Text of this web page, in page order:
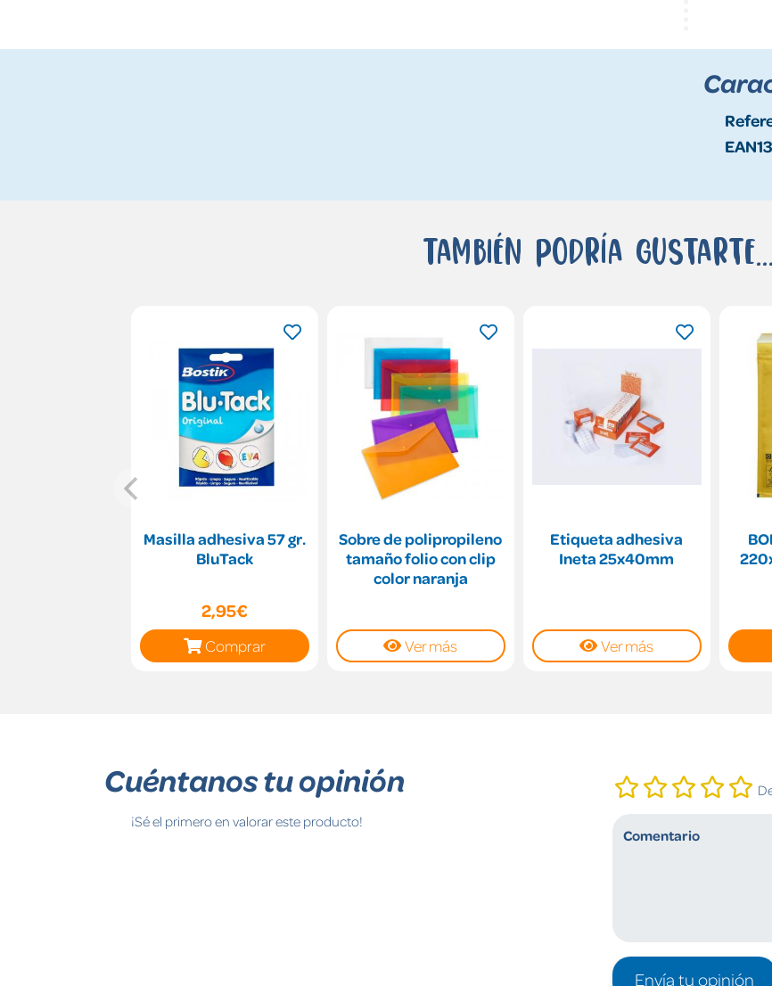
También podría gustarte...
Masilla adhesiva 57 gr.
BluTack
2,95€
Comprar
Sobre de polipropileno
tamaño folio con clip
color naranja
Ver más
Etiqueta adhesiva
Ineta 25x40mm
Ver más
Cuéntanos tu opinión
¡Sé el primero en valorar este producto!
Envía tu opinión